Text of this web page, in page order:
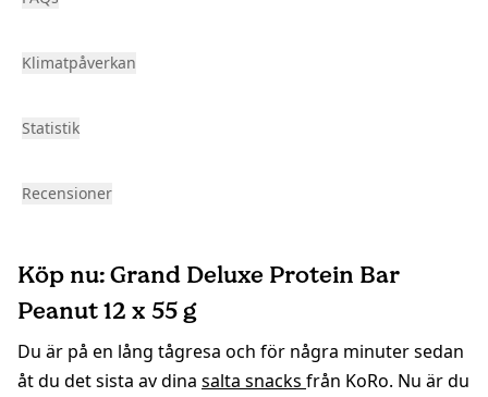
Klimatpåverkan
Statistik
Recensioner
Köp nu: Grand Deluxe Protein Bar
Peanut 12 x 55 g
Du är på en lång tågresa och för några minuter sedan
åt du det sista av dina salta snacks från KoRo. Nu är du